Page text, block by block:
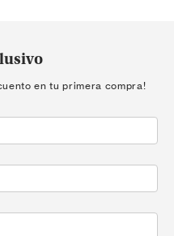
en tu primera compra!